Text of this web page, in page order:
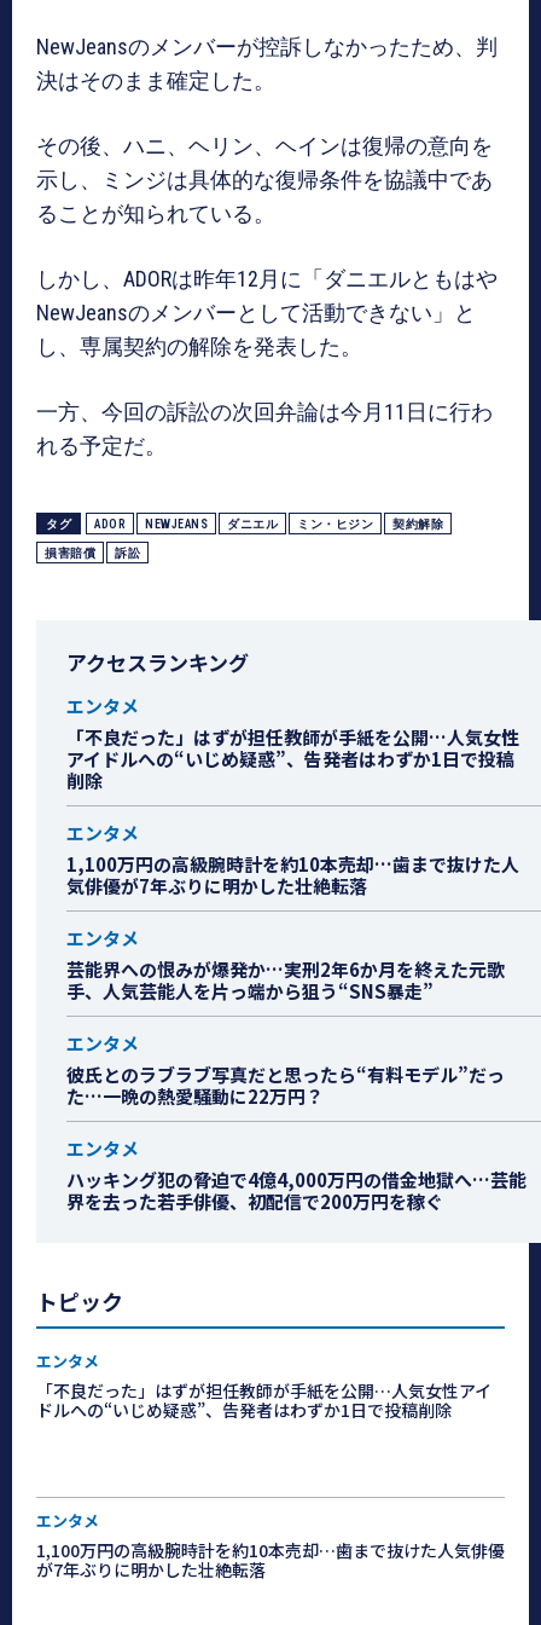
NewJeansのメンバーが控訴しなかったため、判
決はそのまま確定した。
その後、ハニ、ヘリン、ヘインは復帰の意向を
示し、ミンジは具体的な復帰条件を協議中であ
ることが知られている。
しかし、ADORは昨年12月に「ダニエルともはや
NewJeansのメンバーとして活動できない」と
し、専属契約の解除を発表した。
一方、今回の訴訟の次回弁論は今月11日に行わ
れる予定だ。
タグ ADOR NEWJEANS ダニエル ミン・ヒジン 契約解除
損害賠償 訴訟
アクセスランキング
エンタメ
「不良だった」はずが担任教師が手紙を公開…人気女性
アイドルへの“いじめ疑惑”、告発者はわずか1日で投稿
削除
エンタメ
1,100万円の高級腕時計を約10本売却…歯まで抜けた人
気俳優が7年ぶりに明かした壮絶転落
エンタメ
芸能界への恨みが爆発か…実刑2年6か月を終えた元歌
手、人気芸能人を片っ端から狙う“SNS暴走”
エンタメ
彼氏とのラブラブ写真だと思ったら“有料モデル”だっ
た…一晩の熱愛騒動に22万円？
エンタメ
ハッキング犯の脅迫で4億4,000万円の借金地獄へ…芸能
界を去った若手俳優、初配信で200万円を稼ぐ
トピック
エンタメ
「不良だった」はずが担任教師が手紙を公開…人気女性アイ
ドルへの“いじめ疑惑”、告発者はわずか1日で投稿削除
エンタメ
1,100万円の高級腕時計を約10本売却…歯まで抜けた人気俳優
が7年ぶりに明かした壮絶転落